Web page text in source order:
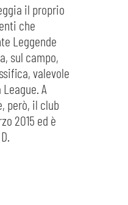
il proprio
che
Leggende
sul campo,
valevole
A
però, il club
2015 ed è